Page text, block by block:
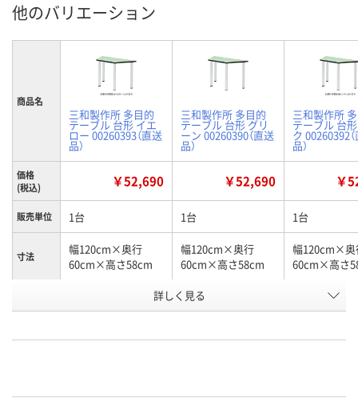
他のバリエーション
商品名
三和製作所 多目的
テーブル 台形 イエ
ロー 00260393（直送
品）
三和製作所 多目的
テーブル 台形 グリ
ーン 00260390（直送
品）
三和製作所
テーブル 台
ク 00260392
品）
価格
(税込)
￥52,690 ￥52,690 ￥
販売単位 1台 1台 1台
寸法
幅120cm×奥行
60cm×高さ58cm
幅120cm×奥行
60cm×高さ58cm
幅120cm×奥
60cm×高さ
グリーン
号
お届け日 10月5日（月）まで 10月5日（月）まで 10月5日（月）
詳しく見る